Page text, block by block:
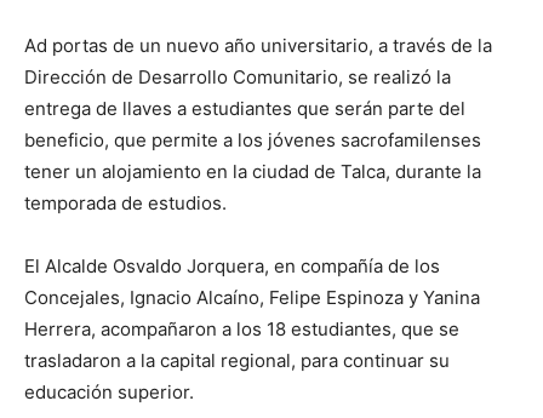
Ad portas de un nuevo año universitario, a través de la
Dirección de Desarrollo Comunitario, se realizó la
entrega de llaves a estudiantes que serán parte del
beneficio, que permite a los jóvenes sacrofamilenses
tener un alojamiento en la ciudad de Talca, durante la
temporada de estudios.
El Alcalde Osvaldo Jorquera, en compañía de los
Concejales, Ignacio Alcaíno, Felipe Espinoza y Yanina
Herrera, acompañaron a los 18 estudiantes, que se
trasladaron a la capital regional, para continuar su
educación superior.